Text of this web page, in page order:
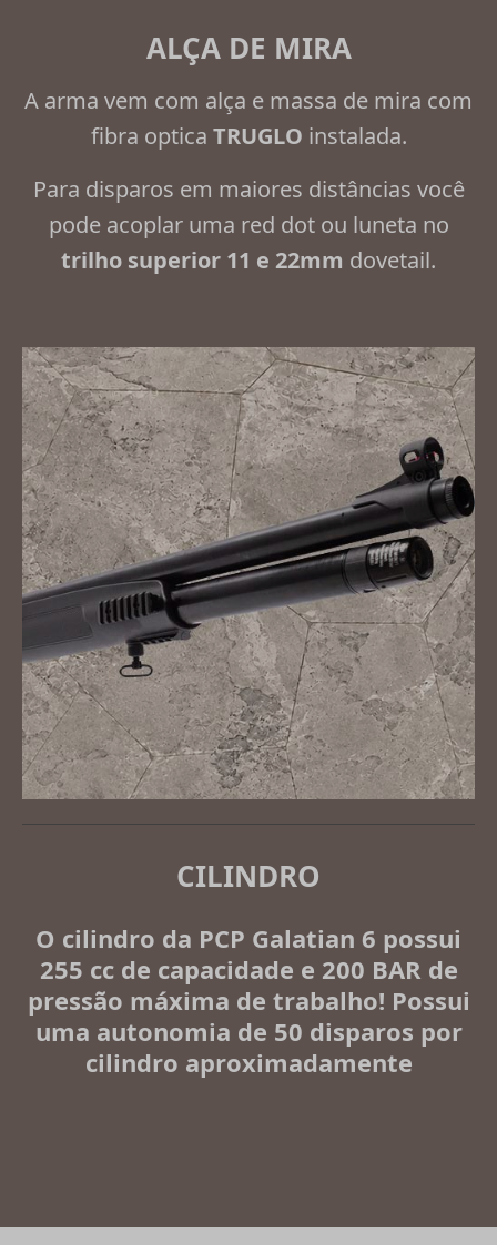
ALÇA DE MIRA
A arma vem com alça e massa de mira com
fibra optica TRUGLO instalada.
Para disparos em maiores distâncias você
pode acoplar uma red dot ou luneta no
trilho superior 11 e 22mm dovetail.
CILINDRO
O cilindro da PCP Galatian 6 possui
255 cc de capacidade e 200 BAR de
pressão máxima de trabalho! Possui
uma autonomia de 50 disparos por
cilindro aproximadamente